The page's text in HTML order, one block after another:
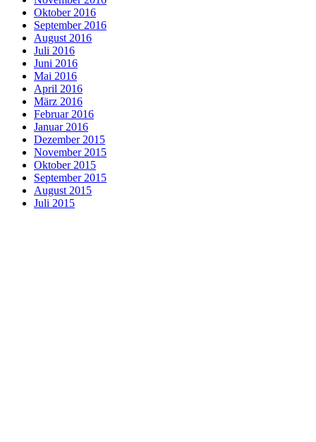
Oktober 2016
September 2016
August 2016
Juli 2016
Juni 2016
Mai 2016
April 2016
März 2016
Februar 2016
Januar 2016
Dezember 2015
November 2015
Oktober 2015
September 2015
August 2015
Juli 2015